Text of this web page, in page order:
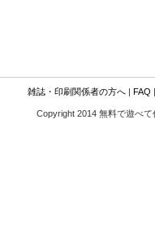
雑誌・印刷関係者の方へ| FAQ
Copyright 2014 無料で遊べ